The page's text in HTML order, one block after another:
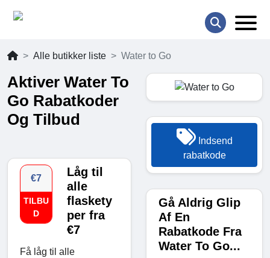
Alle butikker liste Water to Go
Aktiver Water To
Go Rabatkoder
Og Tilbud
€7
TILBU
D
Låg til
alle
flaskety
per fra
€7
Få låg til alle
Indsend
rabatkode
Gå Aldrig Glip
Af En
Rabatkode Fra
Water To Go...